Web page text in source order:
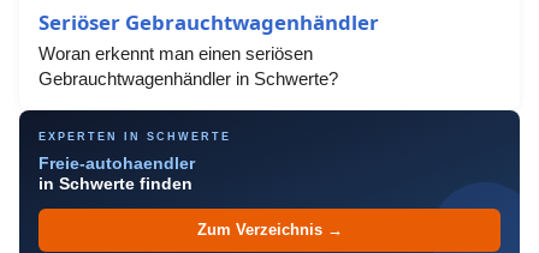
Seriöser Gebrauchtwagenhändler
Woran erkennt man einen seriösen
Gebrauchtwagenhändler in Schwerte?
EXPERTEN IN SCHWERTE
Freie-autohaendler
in Schwerte finden
Zum Verzeichnis →